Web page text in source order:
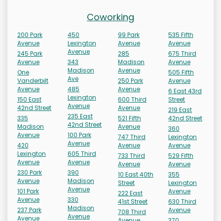
Coworking
200 Park
Avenue
245 Park
Avenue
One
Vanderbilt
Avenue
150 East
42nd Street
335
Madison
Avenue
420
Lexington
Avenue
230 Park
Avenue
101 Park
Avenue
237 Park
Avenue
450
Lexington
Avenue
343
Madison
Ave
485
Lexington
Avenue
235 East
42nd Street
100 Park
Avenue
605 Third
Avenue
390
Madison
Avenue
330
Madison
Avenue
99 Park
Avenue
285
Madison
Avenue
250 Park
Avenue
600 Third
Avenue
521 Fifth
Avenue
747 Third
Avenue
733 Third
Avenue
10 East 40th
Street
222 East
41st Street
708 Third
535 Fifth
Avenue
675 Third
Avenue
505 Fifth
Avenue
6 East 43rd
Street
219 East
42nd Street
360
Lexington
Avenue
529 Fifth
Avenue
355
Lexington
Avenue
630 Third
Avenue